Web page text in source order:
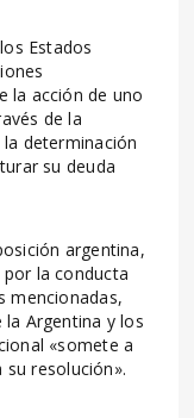
Estados
la acción de uno
de la
determinación
su deuda
argentina,
la conducta
mencionadas,
Argentina y los
«somete a
su resolución».